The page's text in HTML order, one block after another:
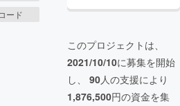
ード
このプロジェクトは、
2021/10/10に募集を開始
し、 90人の支援により
1,876,500円の資金を集